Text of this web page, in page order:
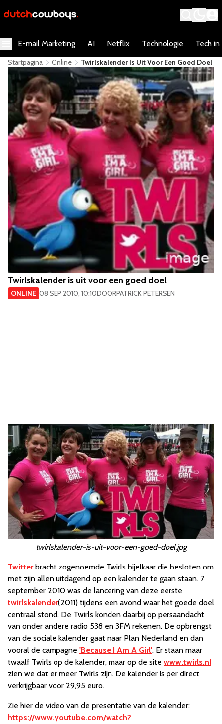
E-mail Marketing AI Netflix Technologie Tech in
Startpagina Online Twirlskalender Is Uit Voor Een Goed Doel
Twirlskalender is uit voor een goed doel
ONLINE 08 SEP 2010, 10:10DOORPATRICK PETERSEN
twirlskalender-is-uit-voor-een-goed-doel.jpg
Twitterbracht zogenoemde Twirls bijelkaar die besloten om
met zijn allen uitdagend op een kalender te gaan staan. 7
september 2010 was de lancering van deze eerste
twirlskalender(2011) tijdens een avond waar het goede doel
centraal stond. De Twirls konden daarbij op persaandacht
van onder andere radio 538 en 3FM rekenen. De opbrengst
van de sociale kalender gaat naar Plan Nederland en dan
vooral de campagne 'Because I Am A Girl'. Er staan maar
twaalf Twirls op de kalender, maar op de site www.twirls.nl
zien we dat er meer Twirls zijn. De kalender is per direct
verkrijgbaar voor 29,95 euro.
Zie hier de video van de presentatie van de kalender:
https://www.youtube.com/watch?